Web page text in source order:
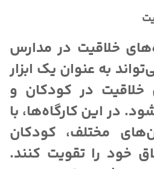
خلاقیت در مدارس
به عنوان یک ابزار
خلاقیت در کودکان و
در این کارگاه‌ها، با
مختلف، کودکان
خود را تقویت کنند.